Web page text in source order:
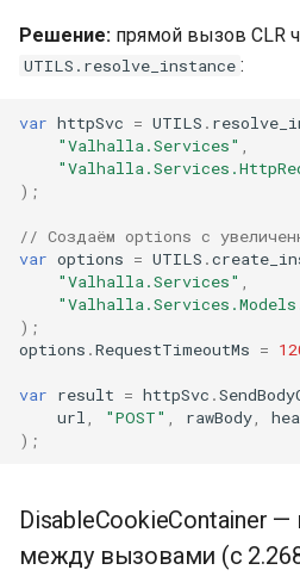
Решение: прямой вызов CLR
UTILS.resolve_instance :
var httpSvc = UTILS .
"Valhalla.Services"
);
// Создаём options с
var options = UTILS .
"Valhalla.Services"
);
options .RequestTimeoutMs =
var result = httpSvc .
url
"POST" rawBody
);
DisableCookieContainer
между вызовами (с